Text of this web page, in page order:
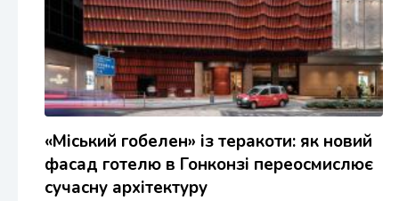
«Міський гобелен» із теракоти: як новий
фасад готелю в Гонконзі переосмислює
сучасну архітектуру